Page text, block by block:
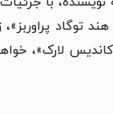
توگاد
لارک»،